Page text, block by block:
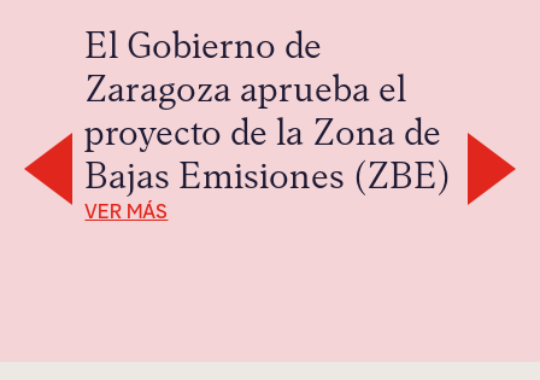
El Gobierno de
Zaragoza aprueba el
proyecto de la Zona de
Bajas Emisiones (ZBE)
VER MÁS